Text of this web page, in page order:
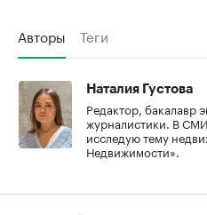
Авторы Теги
Наталия Густова
Редактор, бакалавр
журналистики. В
исследую тему
Недвижимости».